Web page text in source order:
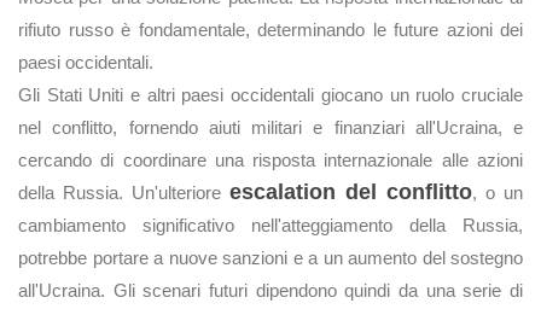
rifiuto russo è fondamentale, determinando le future azioni dei
paesi occidentali.
Gli Stati Uniti e altri paesi occidentali giocano un ruolo cruciale
nel conflitto, fornendo aiuti militari e finanziari all'Ucraina, e
cercando di coordinare una risposta internazionale alle azioni
della Russia. Un'ulteriore escalation del conflitto, o un
cambiamento significativo nell'atteggiamento della Russia,
potrebbe portare a nuove sanzioni e a un aumento del sostegno
all'Ucraina. Gli scenari futuri dipendono quindi da una serie di